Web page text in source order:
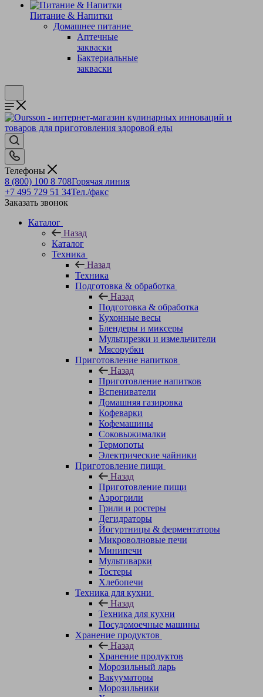
Питание & Напитки
Домашнее питание
Аптечные
закваски
Бактериальные
закваски
Телефоны
8 (800) 100 8 708Горячая линия
+7 495 729 51 34Тел./факс
Заказать звонок
Каталог
Назад
Каталог
Техника
Назад
Техника
Подготовка & обработка
Назад
Подготовка & обработка
Кухонные весы
Блендеры и миксеры
Мультирезки и измельчители
Мясорубки
Приготовление напитков
Назад
Приготовление напитков
Вспениватели
Домашняя газировка
Кофеварки
Кофемашины
Соковыжималки
Термопоты
Электрические чайники
Приготовление пищи
Назад
Приготовление пищи
Аэрогрили
Грили и ростеры
Дегидраторы
Йогуртницы & ферментаторы
Микроволновые печи
Минипечи
Мультиварки
Тостеры
Хлебопечи
Техника для кухни
Назад
Техника для кухни
Посудомоечные машины
Хранение продуктов
Назад
Хранение продуктов
Морозильный ларь
Вакууматоры
Морозильники